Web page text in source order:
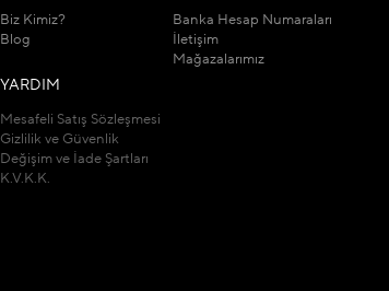
Biz Kimiz?
Blog
YARDIM
Mesafeli Satış Sözleşmesi
Gizlilik ve Güvenlik
Değişim ve İade Şartları
K.V.K.K.
Banka Hesap Numaraları
İletişim
Mağazalarımız